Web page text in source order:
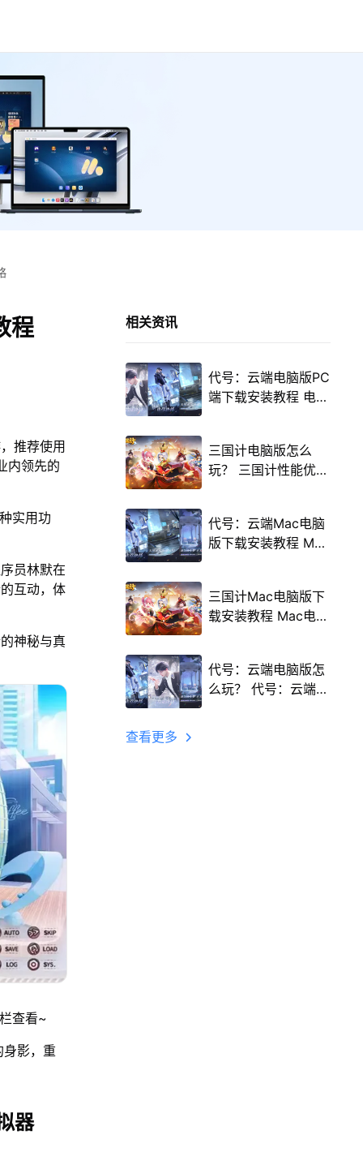
程
推荐使用
内领先的
实用功
员林默在
互动，体
神秘与真
查看~
影，重
器
相关资讯
代号：云端电脑版PC
端下载安装教程 电脑
三国计电脑版怎么
玩？ 三国计性能优化
程
代号：云端Mac电脑
版下载安装教程 Mac
三国计Mac电脑版下
载安装教程 Mac电脑
代号：云端电脑版怎
么玩？ 代号：云端性
查看更多